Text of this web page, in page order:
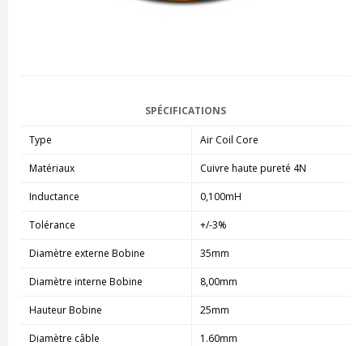
SPÉCIFICATIONS
Type Air Coil Core
Matériaux Cuivre haute pureté 4N
Inductance 0,100mH
Tolérance +/-3%
Diamètre externe Bobine 35mm
Diamètre interne Bobine 8,00mm
Hauteur Bobine 25mm
Diamètre câble 1.60mm